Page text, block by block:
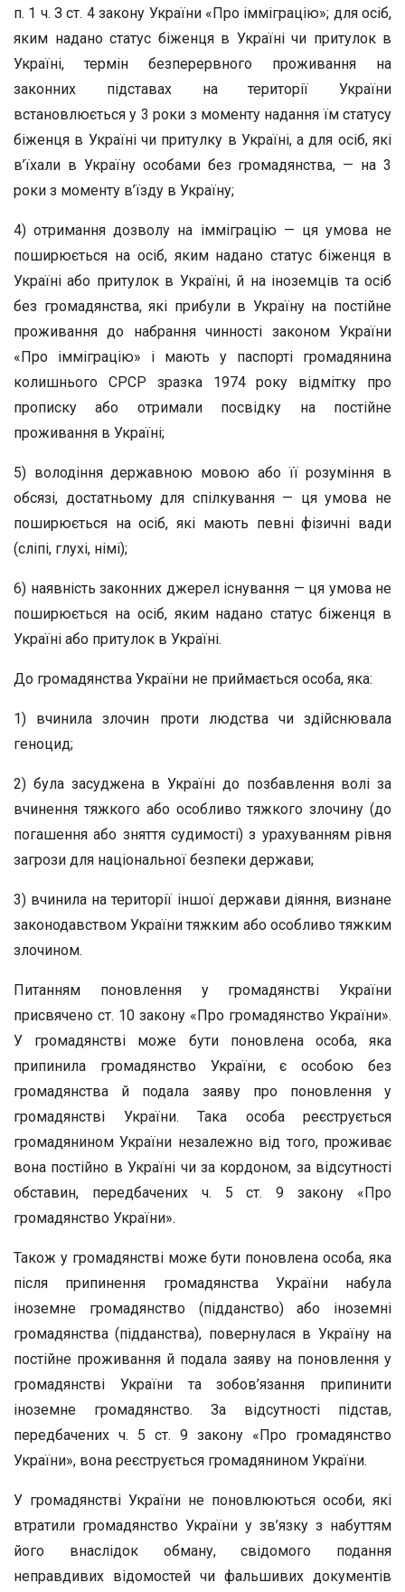
п. 1 ч. З ст. 4 закону України «Про імміграцію»; для осіб,
яким надано статус біженця в Україні чи притулок в
Україні, термін безперервного проживання на
законних підставах на території України
встановлюється у 3 роки з моменту надання їм статусу
біженця в Україні чи притулку в Україні, а для осіб, які
в’їхали в Україну особами без громадянства, — на 3
роки з моменту в’їзду в Україну;
4) отримання дозволу на імміграцію — ця умова не
поширюється на осіб, яким надано статус біженця в
Україні або притулок в Україні, й на іноземців та осіб
без громадянства, які прибули в Україну на постійне
проживання до набрання чинності законом України
«Про імміграцію» і мають у паспорті громадянина
колишнього СРСР зразка 1974 року відмітку про
прописку або отримали посвідку на постійне
проживання в Україні;
5) володіння державною мовою або її розуміння в
обсязі, достатньому для спілкування — ця умова не
поширюється на осіб, які мають певні фізичні вади
(сліпі, глухі, німі);
6) наявність законних джерел існування — ця умова не
поширюється на осіб, яким надано статус біженця в
Україні або притулок в Україні.
До громадянства України не приймається особа, яка:
1) вчинила злочин проти людства чи здійснювала
геноцид;
2) була засуджена в Україні до позбавлення волі за
вчинення тяжкого або особливо тяжкого злочину (до
погашення або зняття судимості) з урахуванням рівня
загрози для національної безпеки держави;
3) вчинила на території іншої держави діяння, визнане
законодавством України тяжким або особливо тяжким
злочином.
Питанням поновлення у громадянстві України
присвячено ст. 10 закону «Про громадянство України».
У громадянстві може бути поновлена особа, яка
припинила громадянство України, є особою без
громадянства й подала заяву про поновлення у
громадянстві України. Така особа реєструється
громадянином України незалежно від того, проживає
вона постійно в Україні чи за кордоном, за відсутності
обставин, передбачених ч. 5 ст. 9 закону «Про
громадянство України».
Також у громадянстві може бути поновлена особа, яка
після припинення громадянства України набула
іноземне громадянство (підданство) або іноземні
громадянства (підданства), повернулася в Україну на
постійне проживання й подала заяву на поновлення у
громадянстві України та зобов’язання припинити
іноземне громадянство. За відсутності підстав,
передбачених ч. 5 ст. 9 закону «Про громадянство
України», вона реєструється громадянином України.
У громадянстві України не поновлюються особи, які
втратили громадянство України у зв’язку з набуттям
його внаслідок обману, свідомого подання
неправдивих відомостей чи фальшивих документів